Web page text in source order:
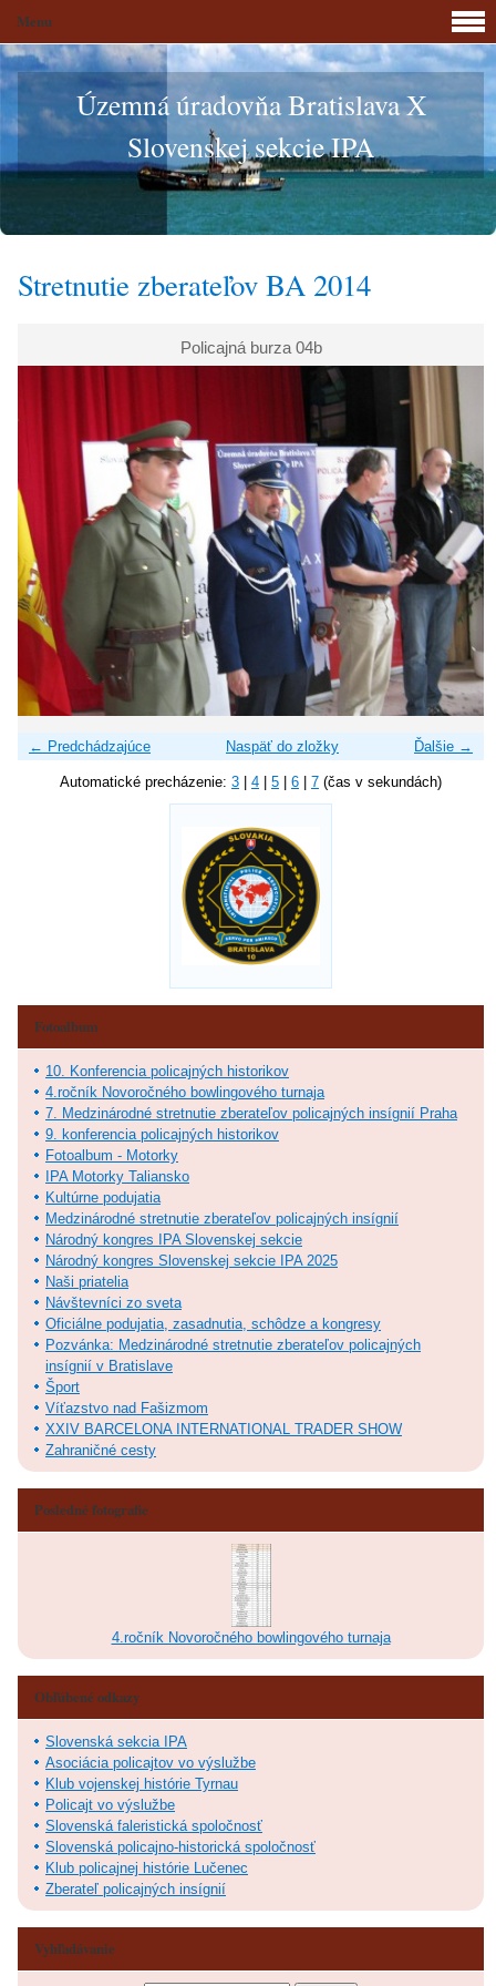
Územná úradovňa Bratislava X
Slovenskej sekcie IPA
Stretnutie zberateľov BA 2014
Policajná burza 04b
← Predchádzajúce Ďalšie →
Naspäť do zložky
Automatické precházenie: 3 4 5 6 7 (čas v sekundách)
Menu
Fotoalbum
10. Konferencia policajných historikov
4.ročník Novoročného bowlingového turnaja
7. Medzinárodné stretnutie zberateľov policajných insígnií Praha
9. konferencia policajných historikov
Fotoalbum - Motorky
IPA Motorky Taliansko
Kultúrne podujatia
Medzinárodné stretnutie zberateľov policajných insígnií
Národný kongres IPA Slovenskej sekcie
Národný kongres Slovenskej sekcie IPA 2025
Naši priatelia
Návštevníci zo sveta
Oficiálne podujatia, zasadnutia, schôdze a kongresy
Pozvánka: Medzinárodné stretnutie zberateľov policajných
insígnií v Bratislave
Šport
Víťazstvo nad Fašizmom
XXIV BARCELONA INTERNATIONAL TRADER SHOW
Zahraničné cesty
Posledné fotografie
4.ročník Novoročného bowlingového turnaja
Obľúbené odkazy
Slovenská sekcia IPA
Asociácia policajtov vo výslužbe
Klub vojenskej histórie Tyrnau
Policajt vo výslužbe
Slovenská faleristická spoločnosť
Slovenská policajno-historická spoločnosť
Klub policajnej histórie Lučenec
Zberateľ policajných insígnií
Vyhľadávanie